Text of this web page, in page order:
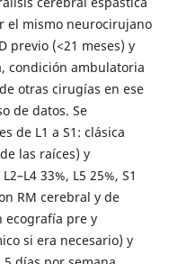
el mismo neurocirujano
previo (<21 meses) y
condición ambulatoria
otras cirugías en ese
de datos. Se
de L1 a S1: clásica
las raíces) y
33%, L5 25%, S1
RM cerebral y de
ecografía pre y
si era necesario) y